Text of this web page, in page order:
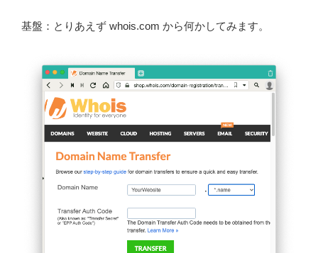
基盤：とりあえず whois.com から何かしてみます。